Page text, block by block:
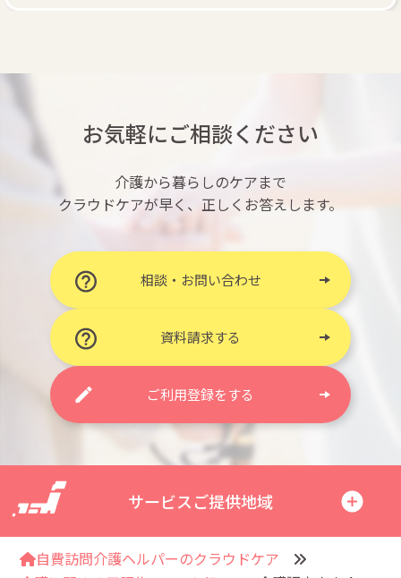
お気軽にご相談ください
介護から暮らしのケアまで
クラウドケアが早く、正しくお答えします。
相談・お問い合わせ
資料請求する
ご利用登録をする
サービスご提供地域
自費訪問介護ヘルパーのクラウドケア